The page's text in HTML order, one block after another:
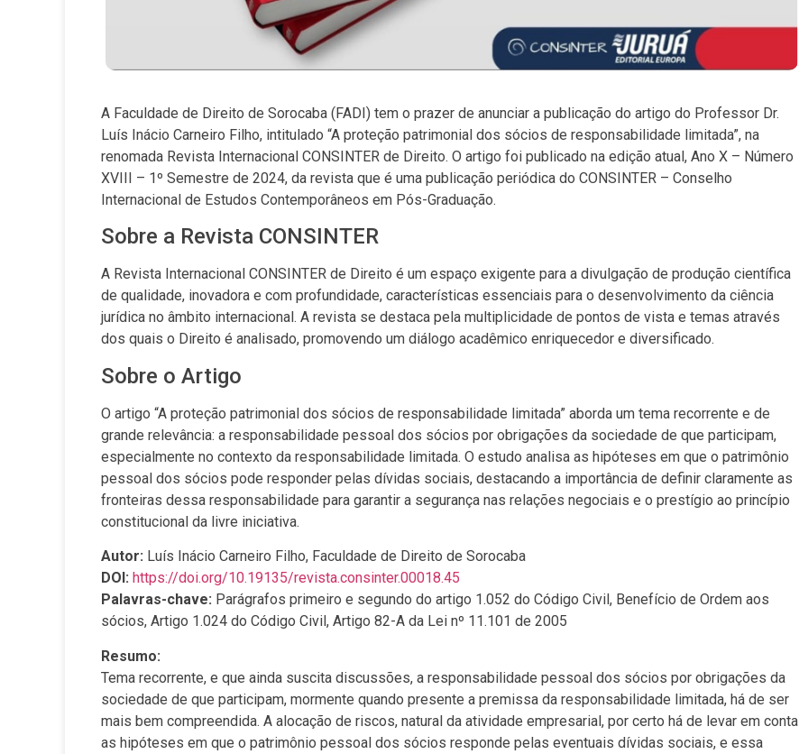
A Faculdade de Direito de Sorocaba (FADI) tem o prazer de anunciar a publicação do artigo do Professor Dr.
Luís Inácio Carneiro Filho, intitulado “A proteção patrimonial dos sócios de responsabilidade limitada”, na
renomada Revista Internacional CONSINTER de Direito. O artigo foi publicado na edição atual, Ano X – Número
XVIII – 1º Semestre de 2024, da revista que é uma publicação periódica do CONSINTER – Conselho
Internacional de Estudos Contemporâneos em Pós-Graduação.
Sobre a Revista CONSINTER
A Revista Internacional CONSINTER de Direito é um espaço exigente para a divulgação de produção científica
de qualidade, inovadora e com profundidade, características essenciais para o desenvolvimento da ciência
jurídica no âmbito internacional. A revista se destaca pela multiplicidade de pontos de vista e temas através
dos quais o Direito é analisado, promovendo um diálogo acadêmico enriquecedor e diversificado.
Sobre o Artigo
O artigo “A proteção patrimonial dos sócios de responsabilidade limitada” aborda um tema recorrente e de
grande relevância: a responsabilidade pessoal dos sócios por obrigações da sociedade de que participam,
especialmente no contexto da responsabilidade limitada. O estudo analisa as hipóteses em que o patrimônio
pessoal dos sócios pode responder pelas dívidas sociais, destacando a importância de definir claramente as
fronteiras dessa responsabilidade para garantir a segurança nas relações negociais e o prestígio ao princípio
constitucional da livre iniciativa.
Autor: Luís Inácio Carneiro Filho, Faculdade de Direito de Sorocaba
DOI: https://doi.org/10.19135/revista.consinter.00018.45
Palavras-chave: Parágrafos primeiro e segundo do artigo 1.052 do Código Civil, Benefício de Ordem aos
sócios, Artigo 1.024 do Código Civil, Artigo 82-A da Lei nº 11.101 de 2005
Resumo:
Tema recorrente, e que ainda suscita discussões, a responsabilidade pessoal dos sócios por obrigações da
sociedade de que participam, mormente quando presente a premissa da responsabilidade limitada, há de ser
mais bem compreendida. A alocação de riscos, natural da atividade empresarial, por certo há de levar em conta
as hipóteses em que o patrimônio pessoal dos sócios responde pelas eventuais dívidas sociais, e essa